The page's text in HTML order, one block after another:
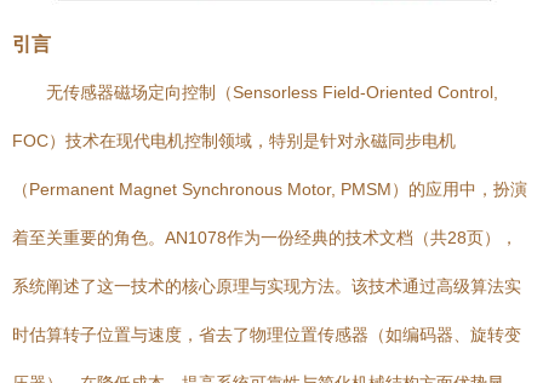
引言
无传感器磁场定向控制（Sensorless Field-Oriented Control,
FOC）技术在现代电机控制领域，特别是针对永磁同步电机
（Permanent Magnet Synchronous Motor, PMSM）的应用中，扮演
着至关重要的角色。AN1078作为一份经典的技术文档（共28页），
系统阐述了这一技术的核心原理与实现方法。该技术通过高级算法实
时估算转子位置与速度，省去了物理位置传感器（如编码器、旋转变